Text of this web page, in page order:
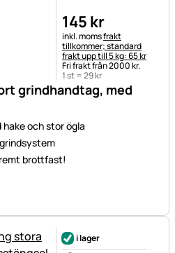
grindhandtag, med
och stor ögla
brottfast!
145 kr
Skatteinformation:
inkl. momsfrakt
tillkommer; standard
frakt upp till 5 kg: 65 kr
Fri frakt från 2000 kr.
1 st =29kr
i lager